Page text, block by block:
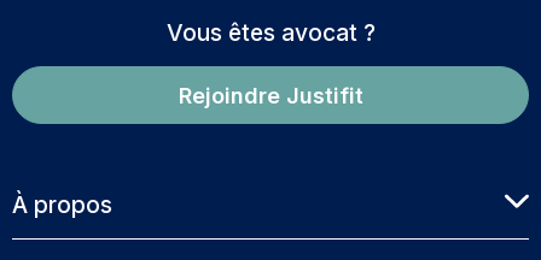
Vous êtes avocat ?
Rejoindre Justifit
À propos